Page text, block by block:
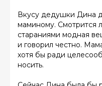
Вкусу дедушки Дина
маминому. Смотрится
стараниями модная
и говорил честно.
хотя бы ради
носить.